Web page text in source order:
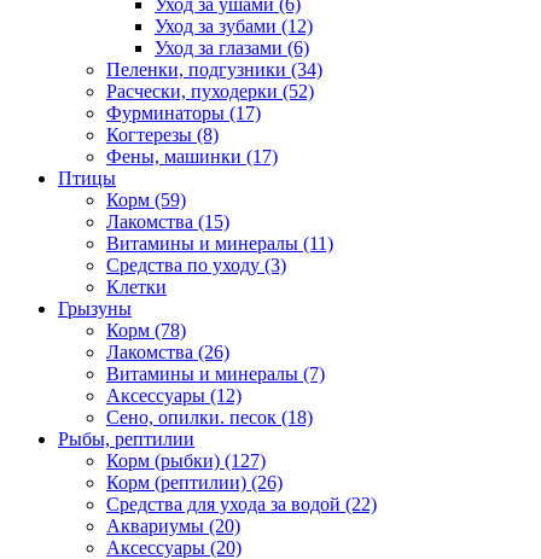
Уход за ушами (6)
Уход за зубами (12)
Уход за глазами (6)
Пеленки, подгузники (34)
Расчески, пуходерки (52)
Фурминаторы (17)
Когтерезы (8)
Фены, машинки (17)
Птицы
Корм (59)
Лакомства (15)
Витамины и минералы (11)
Средства по уходу (3)
Клетки
Грызуны
Корм (78)
Лакомства (26)
Витамины и минералы (7)
Аксессуары (12)
Сено, опилки. песок (18)
Рыбы, рептилии
Корм (рыбки) (127)
Корм (рептилии) (26)
Средства для ухода за водой (22)
Аквариумы (20)
Аксессуары (20)